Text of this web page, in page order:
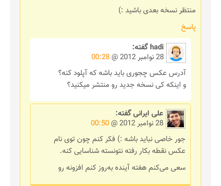
منتظر نسخه بعدی باشید :)
پاسخ
hadiگفته:
28 نوامبر 2012 @
00:28
آدرس عکس چجوری باید باشه که آپلود کنه؟
و اینکه کی نسخه جدید رو منتشر میکنید؟
علی ایرانیگفته:
28 نوامبر 2012 @
00:50
جور خاصی نباید باشه :) فکر کنم چون توی نام
عکس نقطه بکار رفته نتونسته شناسایی کنه.
سعی می‌کنم هفته آینده به‌روز کنم افزونه رو